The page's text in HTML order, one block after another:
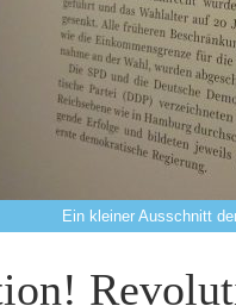
Ein kleiner Ausschnitt